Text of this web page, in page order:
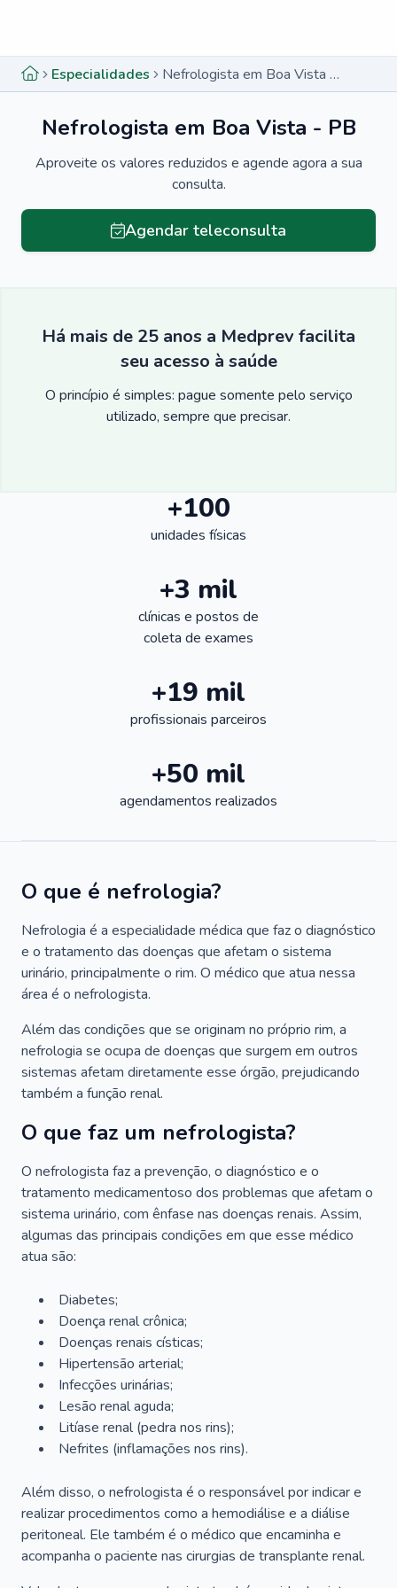
Especialidades Nefrologista em Boa Vista - PB
Nefrologista em Boa Vista - PB
Aproveite os valores reduzidos e agende agora a sua
consulta.
Agendar teleconsulta
Há mais de 25 anos a Medprev facilita
seu acesso à saúde
O princípio é simples: pague somente pelo serviço
utilizado, sempre que precisar.
+100
unidades físicas
+3 mil
clínicas e postos de
coleta de exames
+19 mil
profissionais parceiros
+50 mil
agendamentos realizados
O que é nefrologia?
Nefrologia é a especialidade médica que faz o diagnóstico
e o tratamento das doenças que afetam o sistema
urinário, principalmente o rim. O médico que atua nessa
área é o nefrologista.
Além das condições que se originam no próprio rim, a
nefrologia se ocupa de doenças que surgem em outros
sistemas afetam diretamente esse órgão, prejudicando
também a função renal.
O que faz um nefrologista?
O nefrologista faz a prevenção, o diagnóstico e o
tratamento medicamentoso dos problemas que afetam o
sistema urinário, com ênfase nas doenças renais. Assim,
algumas das principais condições em que esse médico
atua são:
Diabetes;
Doença renal crônica;
Doenças renais císticas;
Hipertensão arterial;
Infecções urinárias;
Lesão renal aguda;
Litíase renal (pedra nos rins);
Nefrites (inflamações nos rins).
Além disso, o nefrologista é o responsável por indicar e
realizar procedimentos como a hemodiálise e a diálise
peritoneal. Ele também é o médico que encaminha e
acompanha o paciente nas cirurgias de transplante renal.